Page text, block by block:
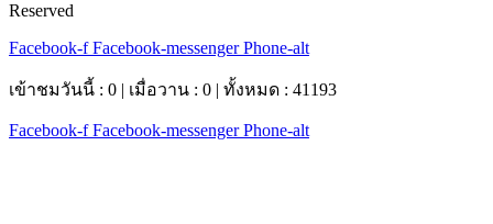
Reserved
Facebook-f Facebook-messenger Phone-alt
เข้าชมวันนี้ : 0 | เมื่อวาน : 0 | ทั้งหมด : 41193
Facebook-f Facebook-messenger Phone-alt